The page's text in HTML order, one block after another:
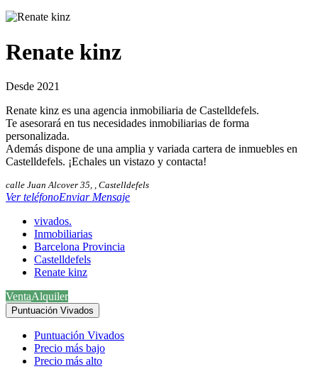
Renate kinz
Desde 2021
Renate kinz es una agencia inmobiliaria de Castelldefels.
Te asesorará en tus necesidades inmobiliarias de forma
personalizada.
Además dispone de una amplia y variada cartera de inmuebles en
Castelldefels. ¡Echales un vistazo y contacta!
calle Juan Alcover 35, , Castelldefels
Ver teléfonoEnviar Mensaje
vivados.
Inmobiliarias
Barcelona Provincia
Castelldefels
Renate kinz
VentaAlquiler
Puntuación Vivados
Puntuación Vivados
Precio más bajo
Precio más alto